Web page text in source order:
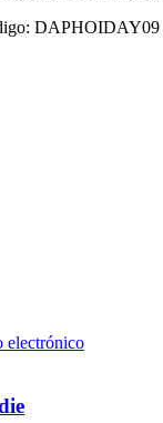
DAPHOIDAY09
electrónico